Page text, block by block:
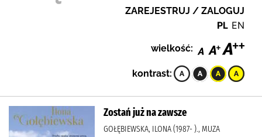
ZAREJESTRUJ / ZALOGUJ
PL EN
wielkość:
kontrast:
Zostań już na zawsze
GOŁĘBIEWSKA, ILONA (1987- )., MUZA